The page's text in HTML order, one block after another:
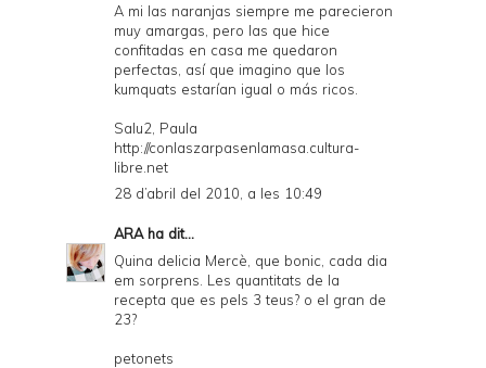
A mi las naranjas siempre me parecieron
muy amargas, pero las que hice
confitadas en casa me quedaron
perfectas, así que imagino que los
kumquats estarían igual o más ricos.
Salu2, Paula
http://conlaszarpasenlamasa.cultura-
libre.net
28 d’abril del 2010, a les 10:49
ARAha dit...
Quina delicia Mercè, que bonic, cada dia
em sorprens. Les quantitats de la
recepta que es pels 3 teus? o el gran de
23?
petonets